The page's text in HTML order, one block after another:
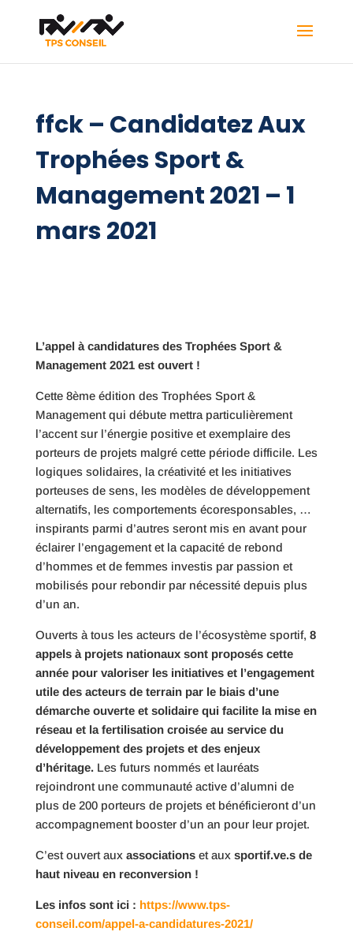
ffck – Candidatez Aux
Trophées Sport &
Management 2021 – 1
mars 2021
L’appel à candidatures des Trophées Sport &
Management 2021 est ouvert !
Cette 8ème édition des Trophées Sport &
Management qui débute mettra particulièrement
l’accent sur l’énergie positive et exemplaire des
porteurs de projets malgré cette période difficile. Les
logiques solidaires, la créativité et les initiatives
porteuses de sens, les modèles de développement
alternatifs, les comportements écoresponsables, …
inspirants parmi d’autres seront mis en avant pour
éclairer l’engagement et la capacité de rebond
d’hommes et de femmes investis par passion et
mobilisés pour rebondir par nécessité depuis plus
d’un an.
Ouverts à tous les acteurs de l’écosystème sportif, 8
appels à projets nationaux sont proposés cette
année pour valoriser les initiatives et l’engagement
utile des acteurs de terrain par le biais d’une
démarche ouverte et solidaire qui facilite la mise en
réseau et la fertilisation croisée au service du
développement des projets et des enjeux
d’héritage.Les futurs nommés et lauréats
rejoindront une communauté active d’alumni de
plus de 200 porteurs de projets et bénéficieront d’un
accompagnement booster d’un an pour leur projet.
C’est ouvert aux associationset aux sportif.ve.s de
haut niveau en reconversion !
Les infos sont ici : https://www.tps-
conseil.com/appel-a-candidatures-2021/